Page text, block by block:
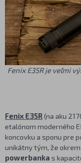
Fenix E35R je veľmi
Fenix E35R(na aku
etalónom moderného
koncovku a sponu pre
unikátny tým, že
powerbanka s